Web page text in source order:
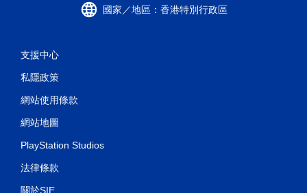
國家／地區：香港特別行政區
支援中心
私隱政策
網站使用條款
網站地圖
PlayStation Studios
法律條款
關於SIE